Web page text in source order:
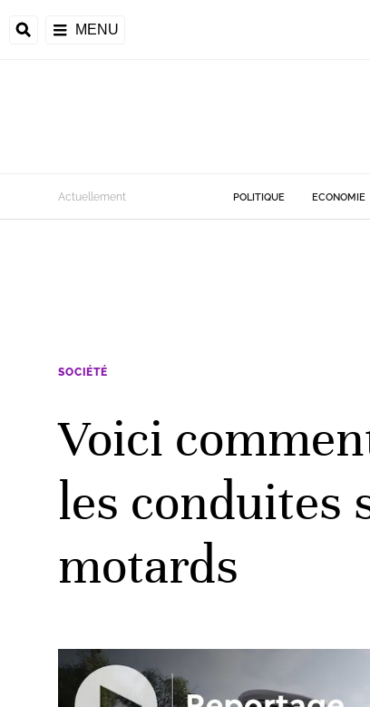
MENU
Actuellement POLITIQUE ECONOMIE
SOCIÉTÉ
Voici
les conduites
motards